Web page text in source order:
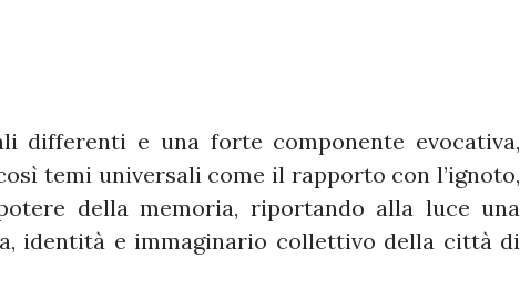
differenti e una forte componente evocativa,
temi universali come il rapporto con l’ignoto,
della memoria, riportando alla luce una
identità e immaginario collettivo della città di